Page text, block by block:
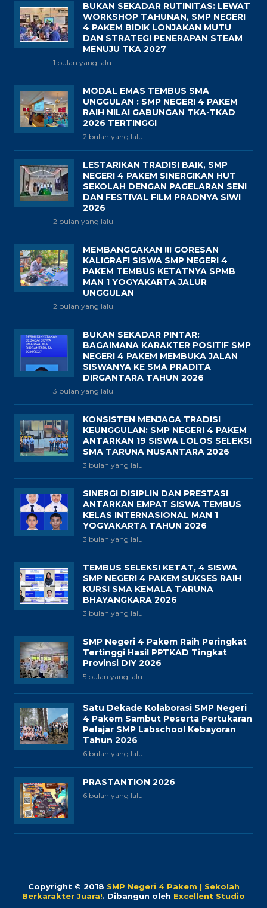
BUKAN SEKADAR RUTINITAS: LEWAT
WORKSHOP TAHUNAN, SMP NEGERI
4 PAKEM BIDIK LONJAKAN MUTU
DAN STRATEGI PENERAPAN STEAM
MENUJU TKA 2027
1 bulan yang lalu
MODAL EMAS TEMBUS SMA
UNGGULAN : SMP NEGERI 4 PAKEM
RAIH NILAI GABUNGAN TKA-TKAD
2026 TERTINGGI
2 bulan yang lalu
LESTARIKAN TRADISI BAIK, SMP
NEGERI 4 PAKEM SINERGIKAN HUT
SEKOLAH DENGAN PAGELARAN SENI
DAN FESTIVAL FILM PRADNYA SIWI
2026
2 bulan yang lalu
MEMBANGGAKAN !!! GORESAN
KALIGRAFI SISWA SMP NEGERI 4
PAKEM TEMBUS KETATNYA SPMB
MAN 1 YOGYAKARTA JALUR
UNGGULAN
2 bulan yang lalu
BUKAN SEKADAR PINTAR:
BAGAIMANA KARAKTER POSITIF SMP
NEGERI 4 PAKEM MEMBUKA JALAN
SISWANYA KE SMA PRADITA
DIRGANTARA TAHUN 2026
3 bulan yang lalu
KONSISTEN MENJAGA TRADISI
KEUNGGULAN: SMP NEGERI 4 PAKEM
ANTARKAN 19 SISWA LOLOS SELEKSI
SMA TARUNA NUSANTARA 2026
3 bulan yang lalu
SINERGI DISIPLIN DAN PRESTASI
ANTARKAN EMPAT SISWA TEMBUS
KELAS INTERNASIONAL MAN 1
YOGYAKARTA TAHUN 2026
3 bulan yang lalu
TEMBUS SELEKSI KETAT, 4 SISWA
SMP NEGERI 4 PAKEM SUKSES RAIH
KURSI SMA KEMALA TARUNA
BHAYANGKARA 2026
3 bulan yang lalu
SMP Negeri 4 Pakem Raih Peringkat
Tertinggi Hasil PPTKAD Tingkat
Provinsi DIY 2026
5 bulan yang lalu
Satu Dekade Kolaborasi SMP Negeri
4 Pakem Sambut Peserta Pertukaran
Pelajar SMP Labschool Kebayoran
Tahun 2026
6 bulan yang lalu
PRASTANTION 2026
6 bulan yang lalu
Copyright © 2018 SMP Negeri 4 Pakem | Sekolah
Berkarakter Juara!. Dibangun oleh Excellent Studio